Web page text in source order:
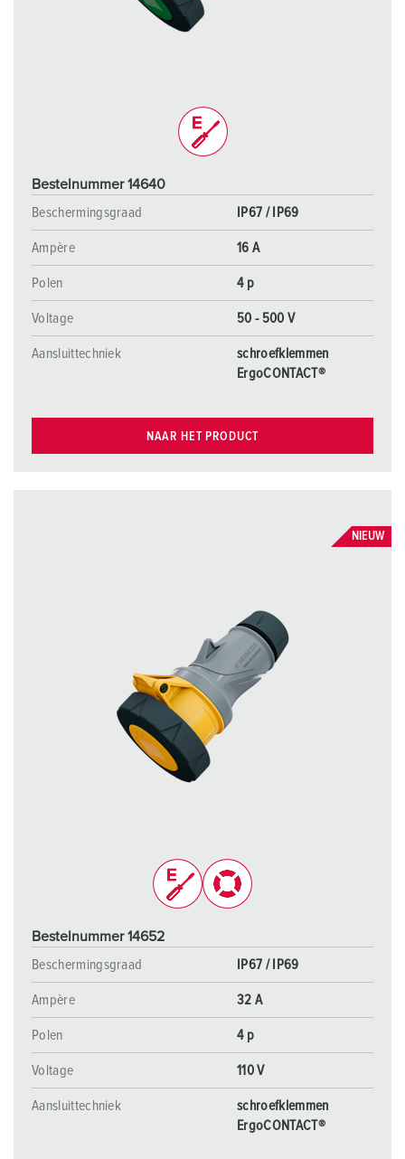
Bestelnummer 14640
Beschermingsgraad
IP67 / IP69
Ampère 16 A
Polen 4 p
Voltage 50 - 500 V
Aansluittechniek
schroefklemmen
ErgoCONTACT®
NAAR HET PRODUCT
NIEUW
Bestelnummer 14652
Beschermingsgraad
IP67 / IP69
Ampère 32 A
Polen 4 p
Voltage 110 V
Aansluittechniek
schroefklemmen
ErgoCONTACT®